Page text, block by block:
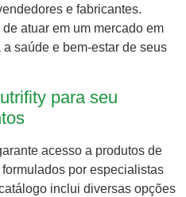
e fabricantes.
atuar em um mercado em
saúde e bem-estar de seus
para seu
acesso a produtos de
por especialistas
inclui diversas opções